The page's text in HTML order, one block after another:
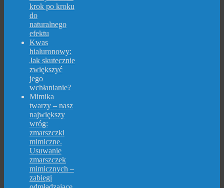
krok po kroku
do
naturalnego
efektu
Kwas
hialuronowy:
Jak skutecznie
zwiększyć
jego
wchłanianie?
Mimika
twarzy – nasz
największy
wróg:
zmarszczki
mimiczne.
Usuwanie
zmarszczek
mimicznych –
zabiegi